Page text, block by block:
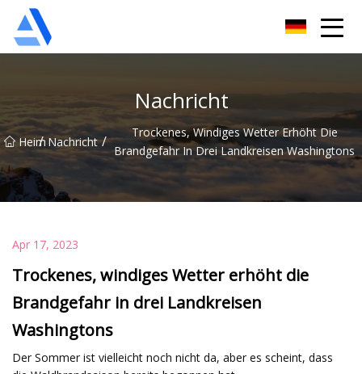
Nachricht
Heim
/ Nachricht /
Trockenes, Windiges Wetter Erhöht Die
Brandgefahr In Drei Landkreisen Washingtons
Apr 17, 2023
Trockenes, windiges Wetter erhöht die
Brandgefahr in drei Landkreisen
Washingtons
Der Sommer ist vielleicht noch nicht da, aber es scheint, dass